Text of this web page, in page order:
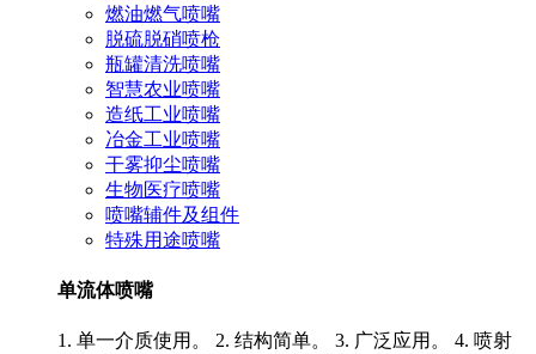
燃油燃气喷嘴
脱硫脱硝喷枪
瓶罐清洗喷嘴
智慧农业喷嘴
造纸工业喷嘴
冶金工业喷嘴
干雾抑尘喷嘴
生物医疗喷嘴
喷嘴辅件及组件
特殊用途喷嘴
单流体喷嘴
1. 单一介质使用。 2. 结构简单。 3. 广泛应用。 4. 喷射